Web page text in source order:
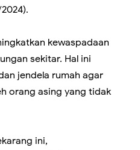
kewaspadaan
sekitar. Hal ini
jendela rumah agar
orang asing yang tidak
ini,